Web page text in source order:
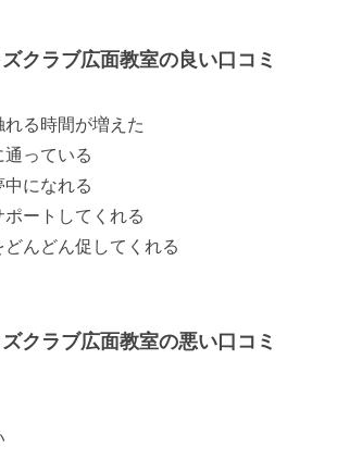
クラブ広面教室の良い口コミ
る時間が増えた
っている
になれる
ートしてくれる
んどん促してくれる
クラブ広面教室の悪い口コミ